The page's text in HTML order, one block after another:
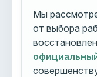
Мы
от выбора